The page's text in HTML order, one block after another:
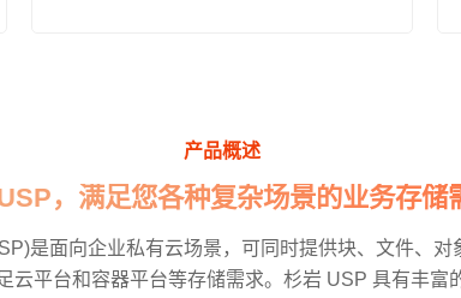
产品概述
，满足您各种复杂场景的业务存储
是面向企业私有云场景，可同时提供块、文件、对
云平台和容器平台等存储需求。杉岩 USP 具有丰富